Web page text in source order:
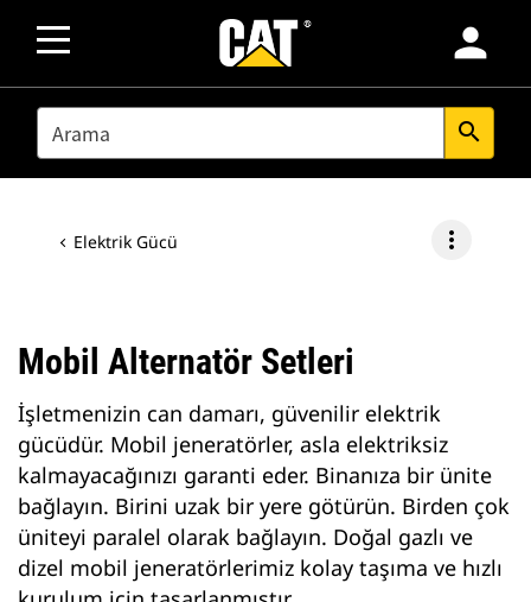
person
SEARCH search
Elektrik Gücü more_vert
Mobil Alternatör Setleri
İşletmenizin can damarı, güvenilir elektrik
gücüdür. Mobil jeneratörler, asla elektriksiz
kalmayacağınızı garanti eder. Binanıza bir ünite
bağlayın. Birini uzak bir yere götürün. Birden çok
üniteyi paralel olarak bağlayın. Doğal gazlı ve
dizel mobil jeneratörlerimiz kolay taşıma ve hızlı